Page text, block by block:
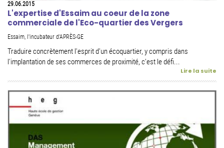
29.06.2015
L'expertise d'Essaim au coeur de la zone
commerciale de l'Eco-quartier des Vergers
Essaim, l'incubateur d'APRÈS-GE
Traduire concrètement l'esprit d'un écoquartier, y compris dans
l'implantation de ses commerces de proximité, c'est le défi...
Lire la suite